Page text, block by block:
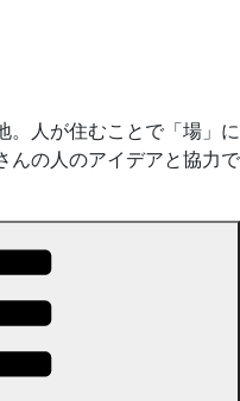
。人が住むことで「場」に
んの人のアイデアと協力で